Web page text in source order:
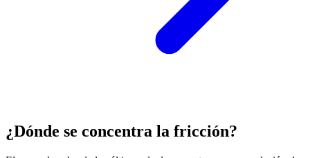
¿Dónde se concentra la fricción?